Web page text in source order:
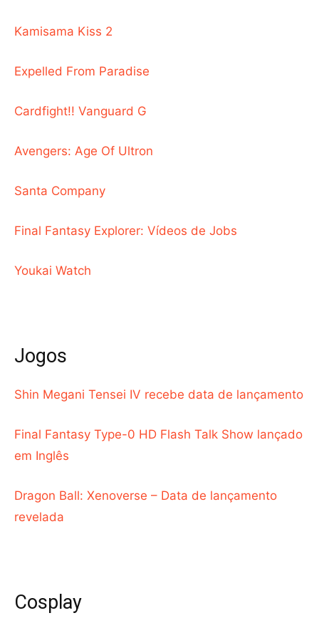
Kamisama Kiss 2
Expelled From Paradise
Cardfight!! Vanguard G
Avengers: Age Of Ultron
Santa Company
Final Fantasy Explorer: Vídeos de Jobs
Youkai Watch
Jogos
Shin Megani Tensei IV recebe data de lançamento
Final Fantasy Type-0 HD Flash Talk Show lançado
em Inglês
Dragon Ball: Xenoverse – Data de lançamento
revelada
Cosplay